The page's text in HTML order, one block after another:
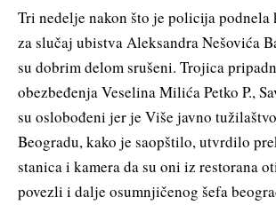
Tri nedelje nakon što je policija
za slučaj ubistva Aleksandra Nešovića
su dobrim delom srušeni. Trojica
obezbeđenja Veselina Milića Petko P.,
su oslobođeni jer je Više javno
Beogradu, kako je saopštilo, utvrdilo
stanica i kamera da su oni iz restorana
povezli i dalje osumnjičenog šefa